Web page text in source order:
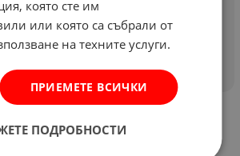
мазилки, като крайно покритие
атмосферни и механични
която сте им
или която са събрали от
на техните услуги.
ПРИЕМЕТЕ ВСИЧКИ
ПОДРОБНОСТИ